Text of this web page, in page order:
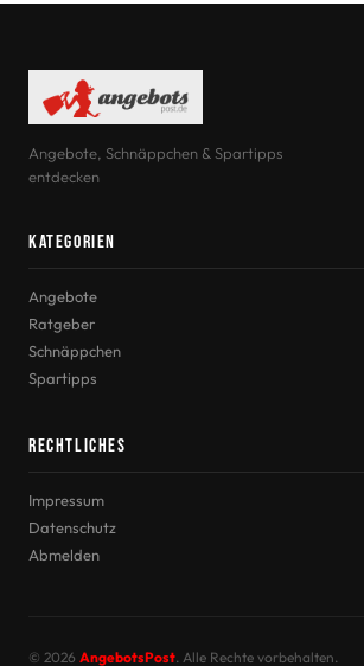
Angebote, Schnäppchen & Spartipps
entdecken
Kategorien
Angebote
Ratgeber
Schnäppchen
Spartipps
Rechtliches
Impressum
Datenschutz
Abmelden
© 2026 AngebotsPost. Alle Rechte vorbehalten.